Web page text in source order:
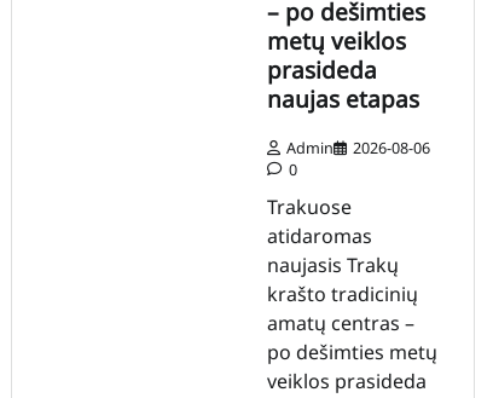
– po dešimties
metų veiklos
prasideda
naujas etapas
Admin
2026-08-06
0
Trakuose
atidaromas
naujasis Trakų
krašto tradicinių
amatų centras –
po dešimties metų
veiklos prasideda